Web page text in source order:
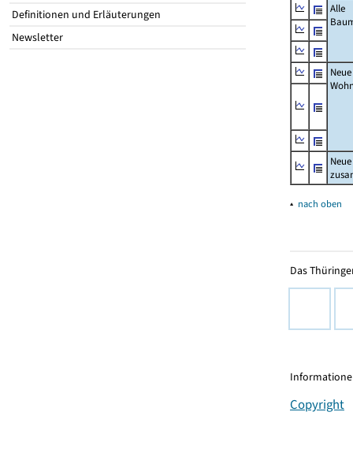
Definitionen und Erläuterungen
Newsletter
Alle
Neue
▴ nach oben
Das
Copyright